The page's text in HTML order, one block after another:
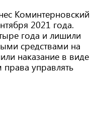
Коминтерновский
2021 года.
года и лишили
средствами на
наказание в виде
управлять